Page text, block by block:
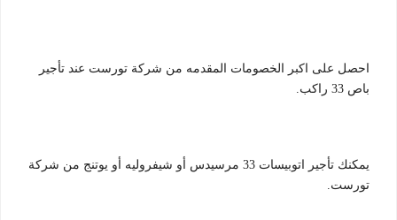
احصل على اكبر الخصومات المقدمه من شركة تورست عند تأجير
باص 33 راكب.
يمكنك تأجير اتوبيسات 33 مرسيدس أو شيفروليه أو يوتنج من شركة
تورست.